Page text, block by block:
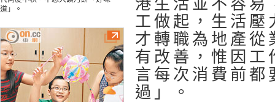
道」。
港生活並不容易
工做起，生活壓
才轉職為地產從
有改善，惟因工
言每次消費前都
過」。